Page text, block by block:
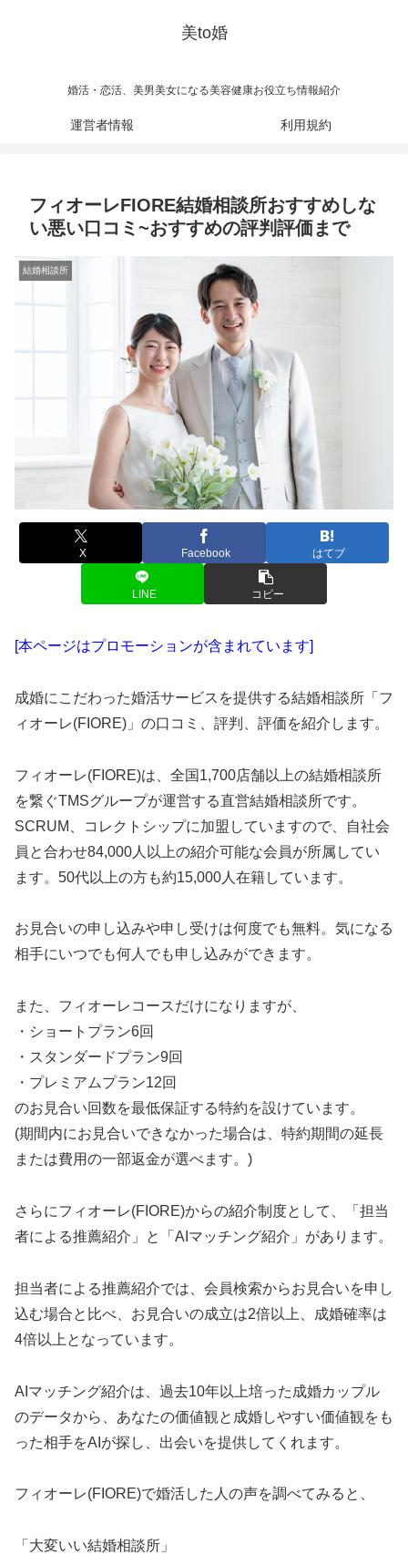
美to婚
婚活・恋活、美男美女になる美容健康お役立ち情報紹介
運営者情報 利用規約
フィオーレFIORE結婚相談所おすすめしな
い悪い口コミ~おすすめの評判評価まで
結婚相談所
X Facebook はてブ
LINE コピー
[本ページはプロモーションが含まれています]
成婚にこだわった婚活サービスを提供する結婚相談所「フ
ィオーレ(FIORE)」の口コミ、評判、評価を紹介します。
フィオーレ(FIORE)は、全国1,700店舗以上の結婚相談所
を繋ぐTMSグループが運営する直営結婚相談所です。
SCRUM、コレクトシップに加盟していますので、自社会
員と合わせ84,000人以上の紹介可能な会員が所属してい
ます。50代以上の方も約15,000人在籍しています。
お見合いの申し込みや申し受けは何度でも無料。気になる
相手にいつでも何人でも申し込みができます。
また、フィオーレコースだけになりますが、
・ショートプラン6回
・スタンダードプラン9回
・プレミアムプラン12回
のお見合い回数を最低保証する特約を設けています。
(期間内にお見合いできなかった場合は、特約期間の延長
または費用の一部返金が選べます。)
さらにフィオーレ(FIORE)からの紹介制度として、「担当
者による推薦紹介」と「AIマッチング紹介」があります。
担当者による推薦紹介では、会員検索からお見合いを申し
込む場合と比べ、お見合いの成立は2倍以上、成婚確率は
4倍以上となっています。
AIマッチング紹介は、過去10年以上培った成婚カップル
のデータから、あなたの価値観と成婚しやすい価値観をも
った相手をAIが探し、出会いを提供してくれます。
フィオーレ(FIORE)で婚活した人の声を調べてみると、
「大変いい結婚相談所」